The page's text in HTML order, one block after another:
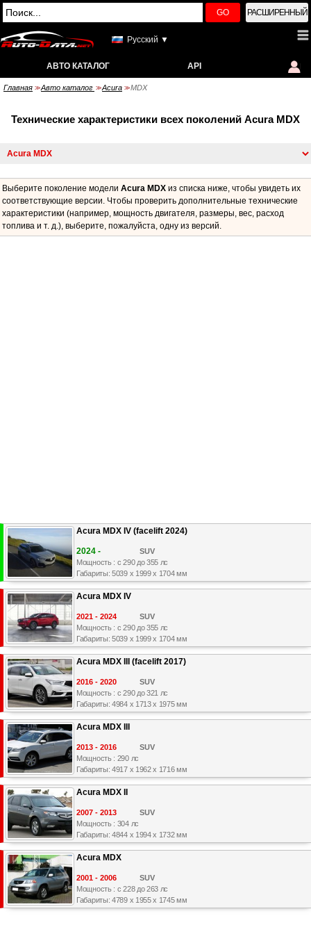
GO РАСШИРЕННЫЙ
Русский ▼
АВТО КАТАЛОГ API
Главная >> Авто каталог >> Acura >> MDX
Технические характеристики всех поколений Acura MDX
Выберите поколение модели Acura MDX из списка ниже, чтобы увидеть их
соответствующие версии. Чтобы проверить дополнительные технические
характеристики (например, мощность двигателя, размеры, вес, расход
топлива и т. д.), выберите, пожалуйста, одну из версий.
Acura MDX IV (facelift 2024)
2024 -
SUV
Мощность : с 290 до 355 лс
Габариты: 5039 x 1999 x 1704 мм
Acura MDX IV
2021 - 2024
SUV
Мощность : с 290 до 355 лс
Габариты: 5039 x 1999 x 1704 мм
Acura MDX III (facelift 2017)
2016 - 2020
SUV
Мощность : с 290 до 321 лс
Габариты: 4984 x 1713 x 1975 мм
Acura MDX III
2013 - 2016
SUV
Мощность : 290 лс
Габариты: 4917 x 1962 x 1716 мм
Acura MDX II
2007 - 2013
SUV
Мощность : 304 лс
Габариты: 4844 x 1994 x 1732 мм
Acura MDX
2001 - 2006
SUV
Мощность : с 228 до 263 лс
Габариты: 4789 x 1955 x 1745 мм